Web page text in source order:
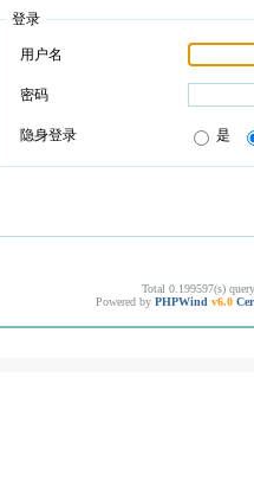
登录
用户名
密码
隐身登录 是
Total 0.199597(s)
Powered by PHPWind v6.0